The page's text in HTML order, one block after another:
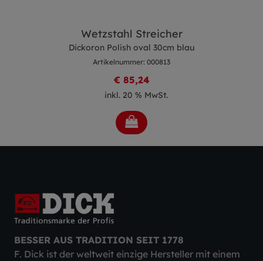
Wetzstahl Streicher
Dickoron Polish oval 30cm blau
Artikelnummer: 000813
€ 85,24
inkl. 20 % MwSt.
BESSER AUS TRADITION SEIT 1778
F. Dick ist der weltweit einzige Hersteller mit einem